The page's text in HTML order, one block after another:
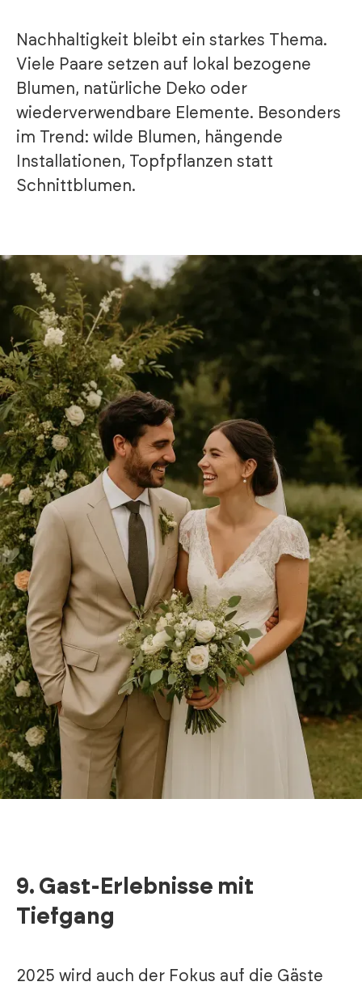
Nachhaltigkeit bleibt ein starkes Thema.
Viele Paare setzen auf lokal bezogene
Blumen, natürliche Deko oder
wiederverwendbare Elemente. Besonders
im Trend: wilde Blumen, hängende
Installationen, Topfpflanzen statt
Schnittblumen.
9. Gast-Erlebnisse mit
Tiefgang
2025 wird auch der Fokus auf die Gäste